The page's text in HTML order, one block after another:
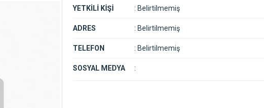
YETKİLİ KİŞİ : Belirtilmemiş
ADRES : Belirtilmemiş
TELEFON : Belirtilmemiş
SOSYAL MEDYA :